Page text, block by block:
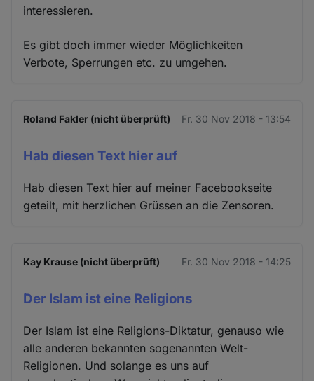
interessieren.
Es gibt doch immer wieder Möglichkeiten
Verbote, Sperrungen etc. zu umgehen.
Roland Fakler (nicht überprüft) Fr. 30 Nov 2018 - 13:54
Hab diesen Text hier auf
Hab diesen Text hier auf meiner Facebookseite
geteilt, mit herzlichen Grüssen an die Zensoren.
Kay Krause (nicht überprüft) Fr. 30 Nov 2018 - 14:25
Der Islam ist eine Religions
Der Islam ist eine Religions-Diktatur, genauso wie
alle anderen bekannten sogenannten Welt-
Religionen. Und solange es uns auf